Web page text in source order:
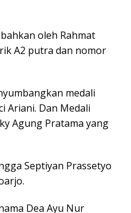
oleh Rahmat
A2 putra dan nomor
medali
Ariani. Dan Medali
Agung Pratama yang
Septiyan Prassetyo
Dea Ayu Nur